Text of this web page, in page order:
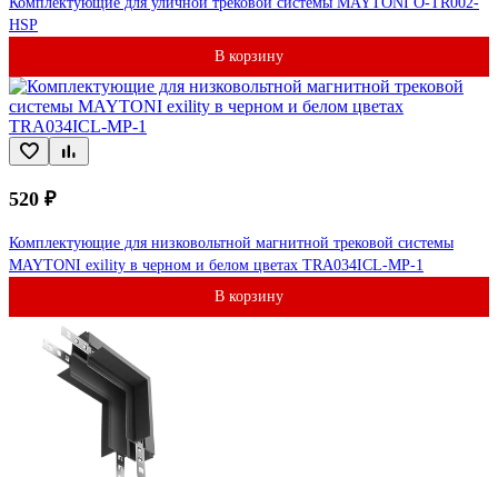
HSP
В корзину
520 ₽
Комплектующие для низковольтной магнитной трековой системы
MAYTONI exility в черном и белом цветах TRA034ICL-MP-1
В корзину